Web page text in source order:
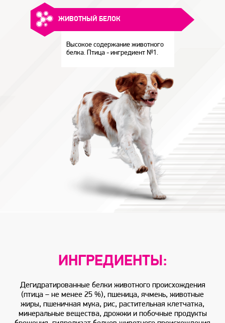
ЖИВОТНЫЙ БЕЛОК
Высокое содержание животного
белка. Птица - ингредиент №1.
ИНГРЕДИЕНТЫ:
Дегидратированные белки животного происхождения
(птица – не менее 25 %), пшеница, ячмень, животные
жиры, пшеничная мука, рис, растительная клетчатка,
минеральные вещества, дрожжи и побочные продукты